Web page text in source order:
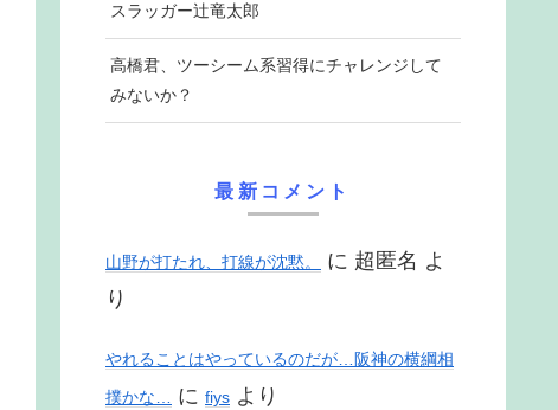
スラッガー辻竜太郎
高橋君、ツーシーム系習得にチャレンジして
みないか？
最新コメント
山野が打たれ、打線が沈黙。 に 超匿名 よ
り
やれることはやっているのだが…阪神の横綱相
撲かな… に fiys より